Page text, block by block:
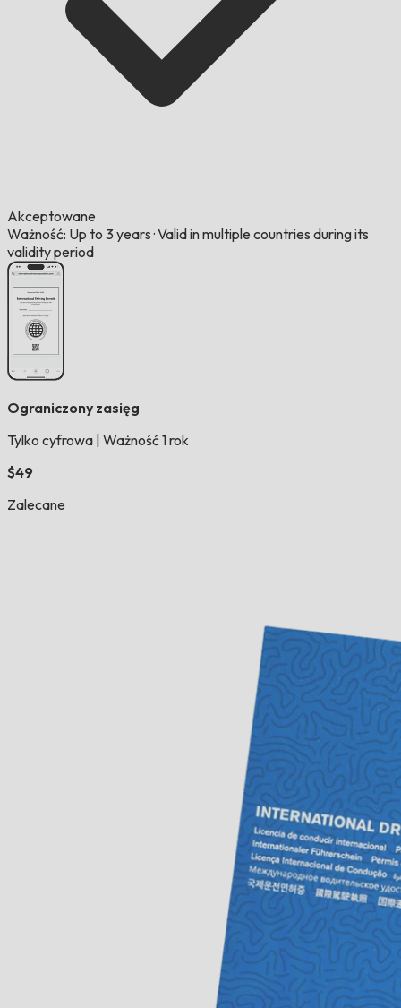
Akceptowane
Ważność: Up to 3 years ·Valid in multiple countries during its
validity period
Ograniczony zasięg
Tylko cyfrowa Ważność 1 rok
$49
Zalecane